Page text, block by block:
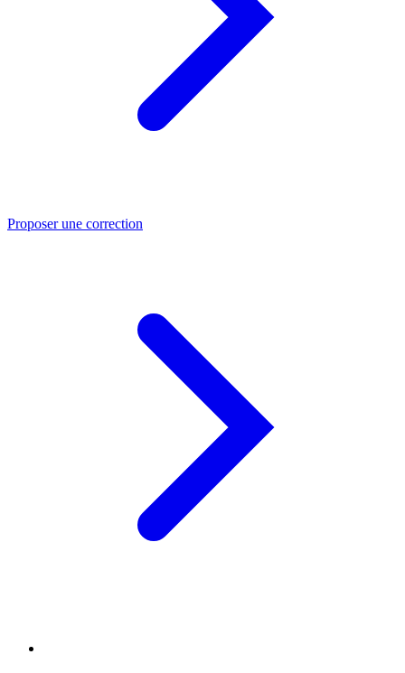
Proposer une correction